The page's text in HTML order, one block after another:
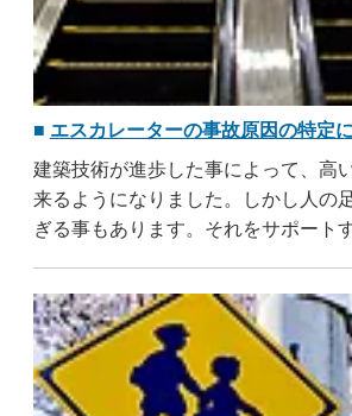
エスカレーターの事故原因の特定
建築技術が進歩した事によって、高
来るようになりました。しかし人の
ぎる事もあります。それをサポート
る事によって、移動が格段に楽にな
ません。移動が楽な建造物であれば
べて読む